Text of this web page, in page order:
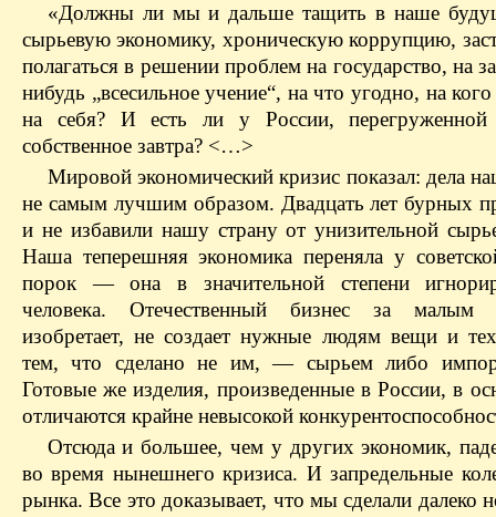
«Должны ли мы и дальше тащить в наше
сырьевую экономику, хроническую коррупцию,
полагаться в решении проблем на государство, на
нибудь „всесильное учение“, на что угодно, на
на себя? И есть ли у России,
собственное завтра? <…>
Мировой экономический кризис показал: дела
не самым лучшим образом. Двадцать лет бурных
и не избавили нашу страну от унизительной
Наша теперешняя экономика переняла у
порок — она в значительной степени
человека. Отечественный бизнес за малым
изобретает, не создает нужные людям вещи и
тем, что сделано не им, — сырьем либо
Готовые же изделия, произведенные в России, в
отличаются крайне невысокой
Отсюда и большее, чем у других экономик,
во время нынешнего кризиса. И запредельные
рынка. Все это доказывает, что мы сделали далеко